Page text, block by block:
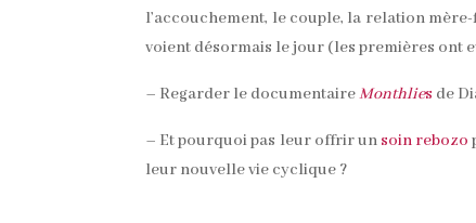
l’accouchement, le couple, la relation
voient désormais le jour (les premières ont
– Regarder le documentaireMonthlies de
– Et pourquoi pas leur offrir un soin rebozo
leur nouvelle vie cyclique ?